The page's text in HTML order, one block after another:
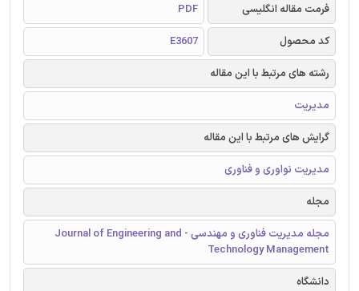
فرمت مقاله انگلیسی
PDF
کد محصول
E3607
رشته های مرتبط با این مقاله
مدیریت
گرایش های مرتبط با این مقاله
مدیریت نواوری و فناوری
مجله
مجله مدیریت فناوری و مهندسی - Journal of Engineering and
Technology Management
دانشگاه